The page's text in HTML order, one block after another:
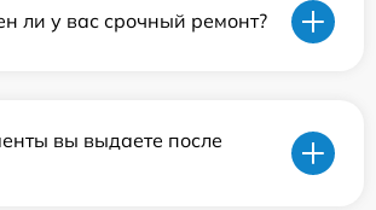
ли у вас срочный ремонт?
вы выдаете после